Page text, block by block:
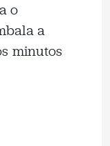
o
a
minutos